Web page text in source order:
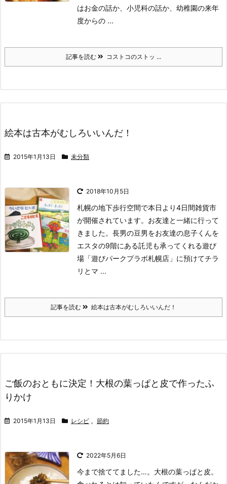
はお金の話か、小児科の話か、幼稚園の来年
度からの ...
記事を読む コストコのストッ ...
絵本は古本がむしろいいんだ！
2015年1月13日 未分類
2018年10月5日
札幌の地下歩行空間で本日より4日間雑貨市
が開催されています。 お友達と一緒に行って
きました。 長男の豆男をお友達の息子くんを
エスタの9階にある託児も承ってくれる遊び
場「遊びパークプラボ札幌店」に預けてチラ
リとマ ...
記事を読む 絵本は古本がむしろいいんだ！
ご飯のおともに決定！大根の葉っぱと皮で作ったふ
りかけ
2015年1月13日 レシピ , 節約
2022年5月6日
今まで捨ててました…。 大根の葉っぱと皮。